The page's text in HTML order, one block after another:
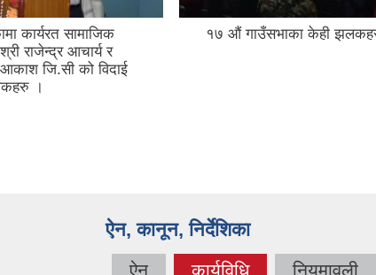
कार्यरत सामाजिक
राजेन्द्र आचार्य र
जि.सी को विदाई
।
१७ औं गाउँसभाका केही
ऐन, कानून, निर्देशिका
ऐन कार्यविधि नियमावली